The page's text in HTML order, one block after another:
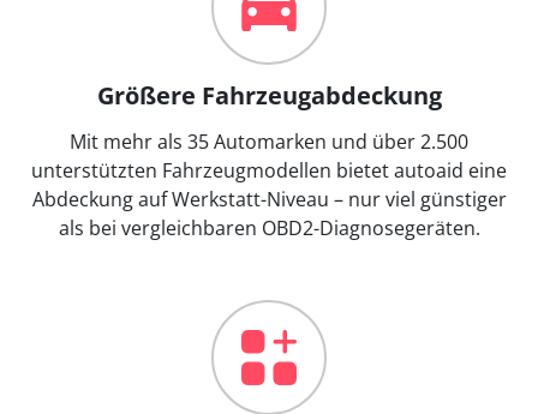
Größere Fahrzeugabdeckung
Mit mehr als 35 Automarken und über 2.500
unterstützten Fahrzeugmodellen bietet autoaid eine
Abdeckung auf Werkstatt-Niveau – nur viel günstiger
als bei vergleichbaren OBD2-Diagnosegeräten.